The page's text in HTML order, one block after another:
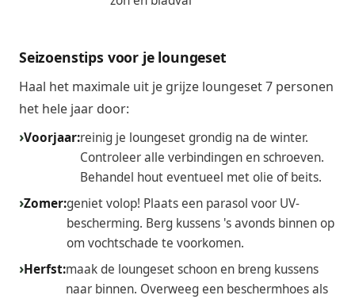
Seizoenstips voor je loungeset
Haal het maximale uit je grijze loungeset 7 personen
het hele jaar door:
Voorjaar:reinig je loungeset grondig na de winter.
Controleer alle verbindingen en schroeven.
Behandel hout eventueel met olie of beits.
Zomer:geniet volop! Plaats een parasol voor UV-
bescherming. Berg kussens 's avonds binnen op
om vochtschade te voorkomen.
Herfst:maak de loungeset schoon en breng kussens
naar binnen. Overweeg een beschermhoes als